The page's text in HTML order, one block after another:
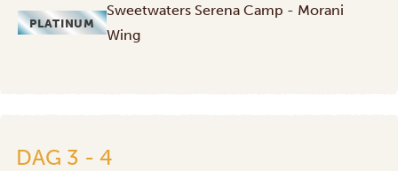
PLATINUM
Sweetwaters Serena Camp - Morani
Wing
DAG 3 - 4